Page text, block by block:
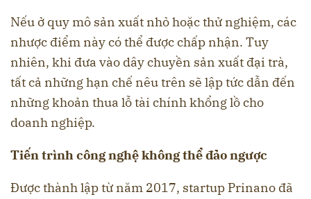
Nếu ở quy mô sản xuất nhỏ hoặc thử nghiệm, các
nhược điểm này có thể được chấp nhận. Tuy
nhiên, khi đưa vào dây chuyền sản xuất đại trà,
tất cả những hạn chế nêu trên sẽ lập tức dẫn đến
những khoản thua lỗ tài chính khổng lồ cho
doanh nghiệp.
Tiến trình công nghệ không thể đảo ngược
Được thành lập từ năm 2017, startup Prinano đã